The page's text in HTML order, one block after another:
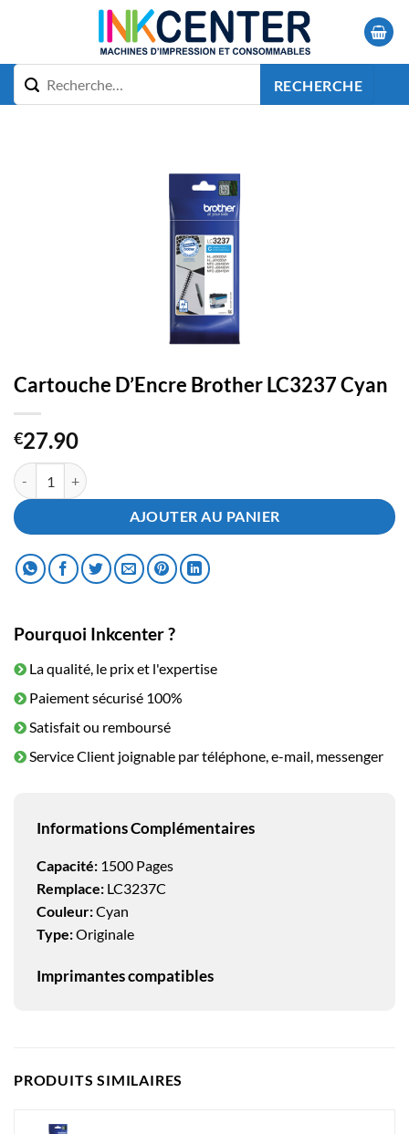
RECHERCHE
Cartouche D’Encre Brother LC3237 Cyan
€27.90
quantité de Cartouche D'Encre Brother LC3237 Cyan
AJOUTER AU PANIER
Pourquoi Inkcenter ?
La qualité, le prix et l'expertise
Paiement sécurisé 100%
Satisfait ou remboursé
Service Client joignable par téléphone, e-mail, messenger
Informations Complémentaires
Capacité: 1500 Pages
Remplace: LC3237C
Couleur:Cyan
Type:Originale
Imprimantes compatibles
PRODUITS SIMILAIRES